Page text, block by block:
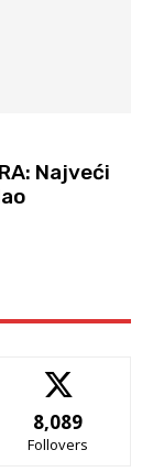
Najveći
8,089
Follovers